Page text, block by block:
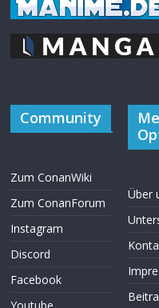
Community
Zum ConanWiki
Zum ConanForum
Instagram
Discord
Facebook
Youtube
Über